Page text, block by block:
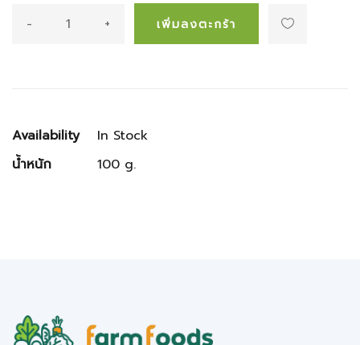
- + เพิ่มลงตะกร้า
Availability
In Stock
น้ำหนัก
100 g.